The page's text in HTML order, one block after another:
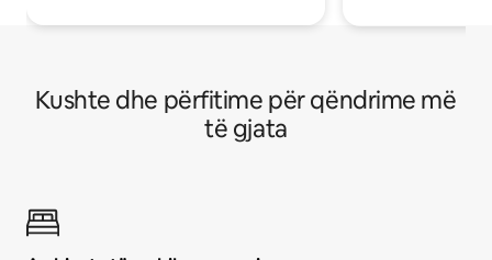
Kushte dhe përfitime për qëndrime më
të gjata